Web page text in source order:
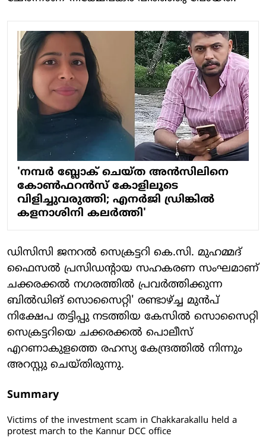
'നമ്പര്‍ ബ്ലോക് ചെയ്ത അന്‍സിലിനെ
കോണ്‍ഫറന്‍സ് കോളിലൂടെ
വിളിച്ചുവരുത്തി; എനര്‍ജി ഡ്രിങ്കില്‍
കളനാശിനി കലര്‍ത്തി'
ഡിസിസി ജനറല്‍ സെക്രട്ടറി കെ.സി. മുഹമ്മദ്
ഫൈസല്‍ പ്രസിഡന്റായ സഹകരണ സംഘമാണ്
ചക്കരക്കല്‍ നഗരത്തില്‍ പ്രവര്‍ത്തിക്കുന്ന
ബില്‍ഡിങ് സൊസൈറ്റി' രണ്ടാഴ്ച്ച മുന്‍പ്
നിക്ഷേപ തട്ടിപ്പു നടത്തിയ കേസില്‍ സൊസൈറ്റി
സെക്രട്ടറിയെ ചക്കരക്കല്‍ പൊലീസ്
എറണാകുളത്തെ രഹസ്യ കേന്ദ്രത്തില്‍ നിന്നും
അറസ്റ്റു ചെയ്തിരുന്നു.
Summary
Victims of the investment scam in Chakkarakallu held a
protest march to the Kannur DCC office